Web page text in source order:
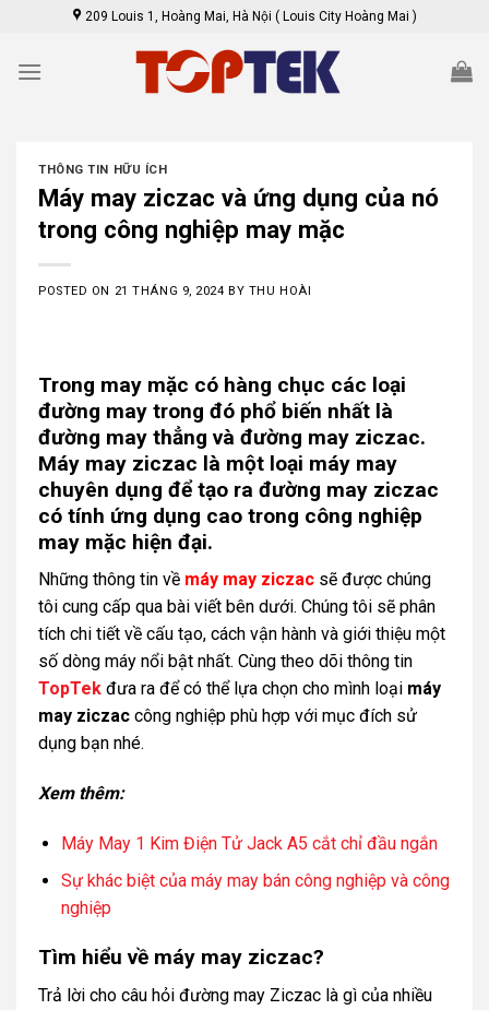
content
209 Louis 1, Hoàng Mai, Hà Nội ( Louis City Hoàng Mai )
THÔNG TIN HỮU ÍCH
Máy may ziczac và ứng dụng của nó
trong công nghiệp may mặc
POSTED ON 21 THÁNG 9, 2024 BY THU HOÀI
Trong may mặc có hàng chục các loại
đường may trong đó phổ biến nhất là
đường may thẳng và đường may ziczac.
Máy may ziczac là một loại máy may
chuyên dụng để tạo ra đường may ziczac
có tính ứng dụng cao trong công nghiệp
may mặc hiện đại.
Những thông tin về máy may ziczac sẽ được chúng
tôi cung cấp qua bài viết bên dưới. Chúng tôi sẽ phân
tích chi tiết về cấu tạo, cách vận hành và giới thiệu một
số dòng máy nổi bật nhất. Cùng theo dõi thông tin
TopTek đưa ra để có thể lựa chọn cho mình loại máy
may ziczac công nghiệp phù hợp với mục đích sử
dụng bạn nhé.
Xem thêm:
Máy May 1 Kim Điện Tử Jack A5 cắt chỉ đầu ngắn
Sự khác biệt của máy may bán công nghiệp và công
nghiệp
Tìm hiểu về máy may ziczac?
Trả lời cho câu hỏi đường may Ziczac là gì của nhiều